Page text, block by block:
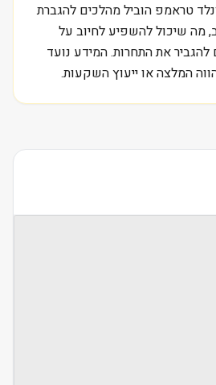
טראמפ הוביל מהלכים להגברת
מה שיכול להשפיע לחיוב על
את התחרות. המידע נועד
המלצה או ייעוץ השקעות.